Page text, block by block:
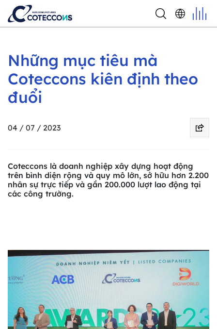
Những mục tiêu mà
Coteccons kiên định theo
đuổi
04 / 07 / 2023
Coteccons là doanh nghiệp xây dựng hoạt động
trên bình diện rộng và quy mô lớn, sở hữu hơn 2.200
nhân sự trực tiếp và gần 200.000 lượt lao động tại
các công trường.